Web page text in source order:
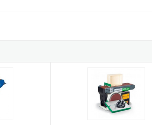
Metallkraft BTS 51 - Monofásica